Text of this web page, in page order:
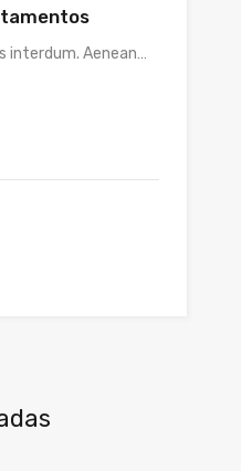
interdum. Aenean…